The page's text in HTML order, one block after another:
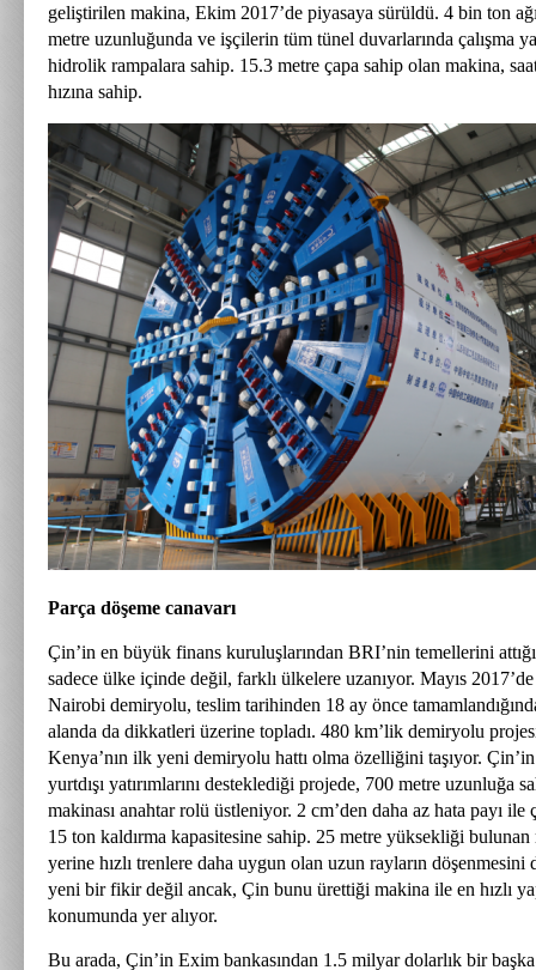
geliştirilen makina, Ekim 2017’de piyasaya sürüldü. 4 bin ton
metre uzunluğunda ve işçilerin tüm tünel duvarlarında çalışma
hidrolik rampalara sahip. 15.3 metre çapa sahip olan makina,
hızına sahip.
Parça döşeme canavarı
Çin’in en büyük finans kuruluşlarından BRI’nin temellerini
sadece ülke içinde değil, farklı ülkelere uzanıyor. Mayıs
Nairobi demiryolu, teslim tarihinden 18 ay önce
alanda da dikkatleri üzerine topladı. 480 km’lik demiryolu projesi
Kenya’nın ilk yeni demiryolu hattı olma özelliğini taşıyor.
yurtdışı yatırımlarını desteklediği projede, 700 metre uzunluğa
makinası anahtar rolü üstleniyor. 2 cm’den daha az hata payı ile
15 ton kaldırma kapasitesine sahip. 25 metre yüksekliği bulunan
yerine hızlı trenlere daha uygun olan uzun rayların döşenmesini
yeni bir fikir değil ancak, Çin bunu ürettiği makina ile en hızlı
konumunda yer alıyor.
Bu arada, Çin’in Exim bankasından 1.5 milyar dolarlık bir